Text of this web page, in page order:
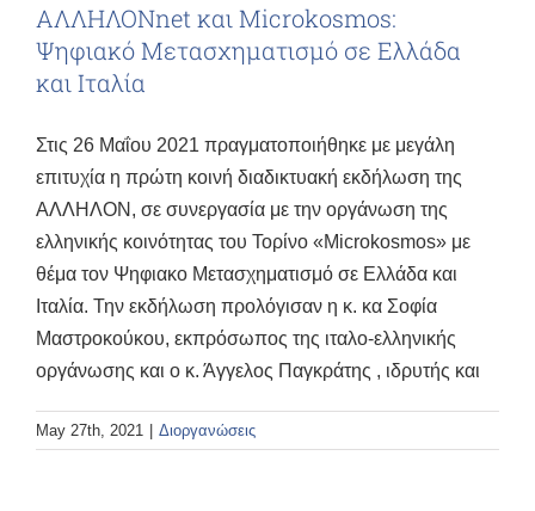
ΑΛΛΗΛΟΝnet και Microkosmos:
Ψηφιακό Μετασχηματισμό σε Ελλάδα
και Ιταλία
Στις 26 Μαΐου 2021 πραγματοποιήθηκε με μεγάλη
επιτυχία η πρώτη κοινή διαδικτυακή εκδήλωση της
ΑΛΛΗΛΟΝ, σε συνεργασία με την οργάνωση της
ελληνικής κοινότητας του Τορίνο «Microkosmos» με
θέμα τον Ψηφιακο Μετασχηματισμό σε Ελλάδα και
Ιταλία. Την εκδήλωση προλόγισαν η κ. κα Σοφία
Μαστροκούκου, εκπρόσωπος της ιταλο-ελληνικής
οργάνωσης και ο κ. Άγγελος Παγκράτης , ιδρυτής και
May 27th, 2021 | Διοργανώσεις